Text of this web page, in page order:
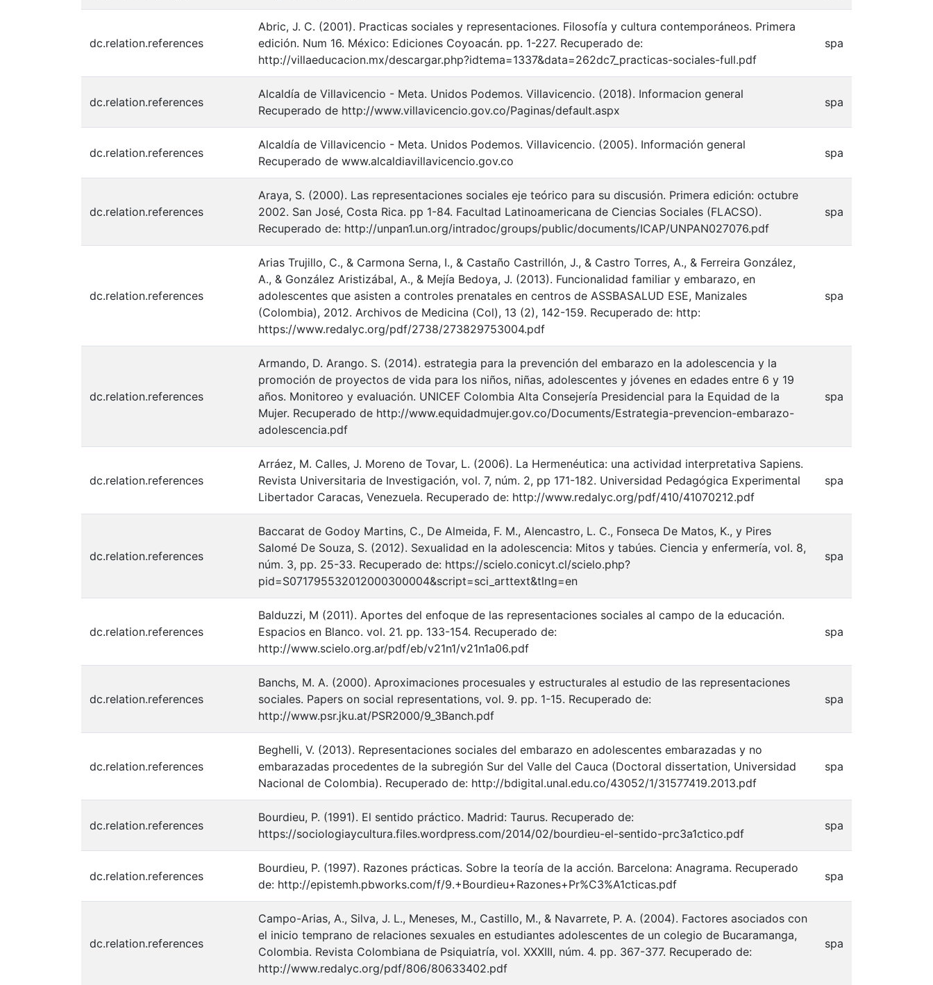
dc.relation.references
Abric, J. C. (2001). Practicas sociales y representaciones. Filosofía y cultura contemporáneos. Primera
edición. Num 16. México: Ediciones Coyoacán. pp. 1-227. Recuperado de:
http://villaeducacion.mx/descargar.php?idtema=1337&data=262dc7_practicas-sociales-full.pdf
spa
dc.relation.references
Alcaldía de Villavicencio - Meta. Unidos Podemos. Villavicencio. (2018). Informacion general
Recuperado de http://www.villavicencio.gov.co/Paginas/default.aspx
spa
dc.relation.references
Alcaldía de Villavicencio - Meta. Unidos Podemos. Villavicencio. (2005). Información general
Recuperado de www.alcaldiavillavicencio.gov.co
spa
dc.relation.references
Araya, S. (2000). Las representaciones sociales eje teórico para su discusión. Primera edición: octubre
2002. San José, Costa Rica. pp 1-84. Facultad Latinoamericana de Ciencias Sociales (FLACSO).
Recuperado de: http://unpan1.un.org/intradoc/groups/public/documents/ICAP/UNPAN027076.pdf
spa
dc.relation.references
Arias Trujillo, C., & Carmona Serna, I., & Castaño Castrillón, J., & Castro Torres, A., & Ferreira González,
A., & González Aristizábal, A., & Mejía Bedoya, J. (2013). Funcionalidad familiar y embarazo, en
adolescentes que asisten a controles prenatales en centros de ASSBASALUD ESE, Manizales
(Colombia), 2012. Archivos de Medicina (Col), 13 (2), 142-159. Recuperado de: http:
https://www.redalyc.org/pdf/2738/273829753004.pdf
spa
dc.relation.references
Armando, D. Arango. S. (2014). estrategia para la prevención del embarazo en la adolescencia y la
promoción de proyectos de vida para los niños, niñas, adolescentes y jóvenes en edades entre 6 y 19
años. Monitoreo y evaluación. UNICEF Colombia Alta Consejería Presidencial para la Equidad de la
Mujer. Recuperado de http://www.equidadmujer.gov.co/Documents/Estrategia-prevencion-embarazo-
adolescencia.pdf
spa
dc.relation.references
Arráez, M. Calles, J. Moreno de Tovar, L. (2006). La Hermenéutica: una actividad interpretativa Sapiens.
Revista Universitaria de Investigación, vol. 7, núm. 2, pp 171-182. Universidad Pedagógica Experimental
Libertador Caracas, Venezuela. Recuperado de: http://www.redalyc.org/pdf/410/41070212.pdf
spa
dc.relation.references
Baccarat de Godoy Martins, C., De Almeida, F. M., Alencastro, L. C., Fonseca De Matos, K., y Pires
Salomé De Souza, S. (2012). Sexualidad en la adolescencia: Mitos y tabúes. Ciencia y enfermería, vol. 8,
núm. 3, pp. 25-33. Recuperado de: https://scielo.conicyt.cl/scielo.php?
pid=S071795532012000300004&script=sci_arttext&tlng=en
spa
dc.relation.references
Balduzzi, M (2011). Aportes del enfoque de las representaciones sociales al campo de la educación.
Espacios en Blanco. vol. 21. pp. 133-154. Recuperado de:
http://www.scielo.org.ar/pdf/eb/v21n1/v21n1a06.pdf
spa
dc.relation.references
Banchs, M. A. (2000). Aproximaciones procesuales y estructurales al estudio de las representaciones
sociales. Papers on social representations, vol. 9. pp. 1-15. Recuperado de:
http://www.psr.jku.at/PSR2000/9_3Banch.pdf
spa
dc.relation.references
Beghelli, V. (2013). Representaciones sociales del embarazo en adolescentes embarazadas y no
embarazadas procedentes de la subregión Sur del Valle del Cauca (Doctoral dissertation, Universidad
Nacional de Colombia). Recuperado de: http://bdigital.unal.edu.co/43052/1/31577419.2013.pdf
spa
dc.relation.references
Bourdieu, P. (1991). El sentido práctico. Madrid: Taurus. Recuperado de:
https://sociologiaycultura.files.wordpress.com/2014/02/bourdieu-el-sentido-prc3a1ctico.pdf
spa
dc.relation.references
Bourdieu, P. (1997). Razones prácticas. Sobre la teoría de la acción. Barcelona: Anagrama. Recuperado
de: http://epistemh.pbworks.com/f/9.+Bourdieu+Razones+Pr%C3%A1cticas.pdf
spa
dc.relation.references
Campo-Arias, A., Silva, J. L., Meneses, M., Castillo, M., & Navarrete, P. A. (2004). Factores asociados con
el inicio temprano de relaciones sexuales en estudiantes adolescentes de un colegio de Bucaramanga,
Colombia. Revista Colombiana de Psiquiatría, vol. XXXIII, núm. 4. pp. 367-377. Recuperado de:
http://www.redalyc.org/pdf/806/80633402.pdf
spa